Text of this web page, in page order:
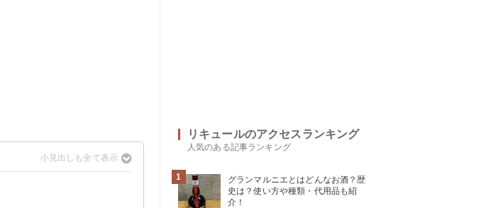
リキュールのアクセスランキング
人気のある記事ランキング
1
グランマルニエとはどんなお酒？歴
史は？使い方や種類・代用品も紹
介！